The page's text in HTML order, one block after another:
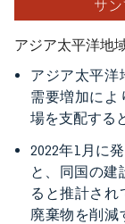
アジア太平洋地
アジア太平洋
需要増加によ
場を支配する
2022年1月に
と、同国の建
ると推計され
廃棄物を削減